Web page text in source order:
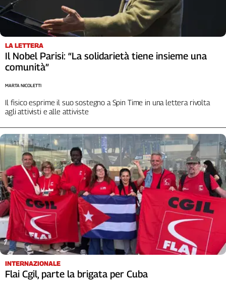
Liguria
Lombardia
Marche
Piemonte
Puglia
Sardegna
Trentino
Valle
D'Aosta
Veneto
Archivio
Storico
1955-
2014
Cerca
Contatti
LA LETTERA
Il Nobel Parisi: “La solidarietà tiene insieme una
comunità”
Il fisico esprime il suo sostegno a Spin Time in una lettera rivolta
agli attivisti e alle attiviste
MARTA NICOLETTI
INTERNAZIONALE
Flai Cgil, parte la brigata per Cuba